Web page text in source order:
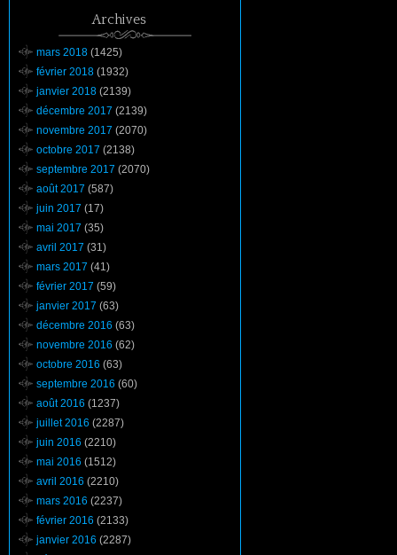
Archives
mars 2018 (1425)
février 2018 (1932)
janvier 2018 (2139)
décembre 2017 (2139)
novembre 2017 (2070)
octobre 2017 (2138)
septembre 2017 (2070)
août 2017 (587)
juin 2017 (17)
mai 2017 (35)
avril 2017 (31)
mars 2017 (41)
février 2017 (59)
janvier 2017 (63)
décembre 2016 (63)
novembre 2016 (62)
octobre 2016 (63)
septembre 2016 (60)
août 2016 (1237)
juillet 2016 (2287)
juin 2016 (2210)
mai 2016 (1512)
avril 2016 (2210)
mars 2016 (2237)
février 2016 (2133)
janvier 2016 (2287)